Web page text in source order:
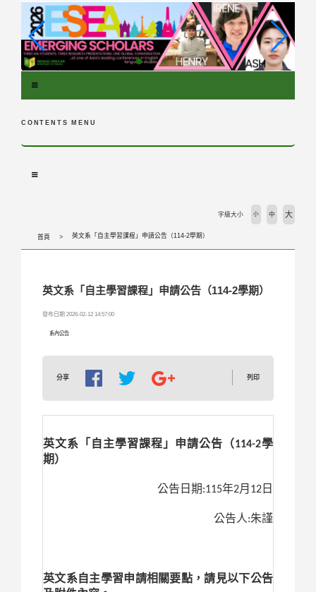
CONTENTS MENU
首頁 英文系「自主學習課程」申請公告（114-2學期）
字級大小 小 中 大
英文系「自主學習課程」申請公告（114-2學期）
發布日期 2026-02-12 14:57:00
系內公告
分享 列印
英文系「自主學習課程」申請公告（114-2學
期）
公告日期:115年2月12日
公告人:朱謹
英文系自主學習申請相關要點，請見以下公告